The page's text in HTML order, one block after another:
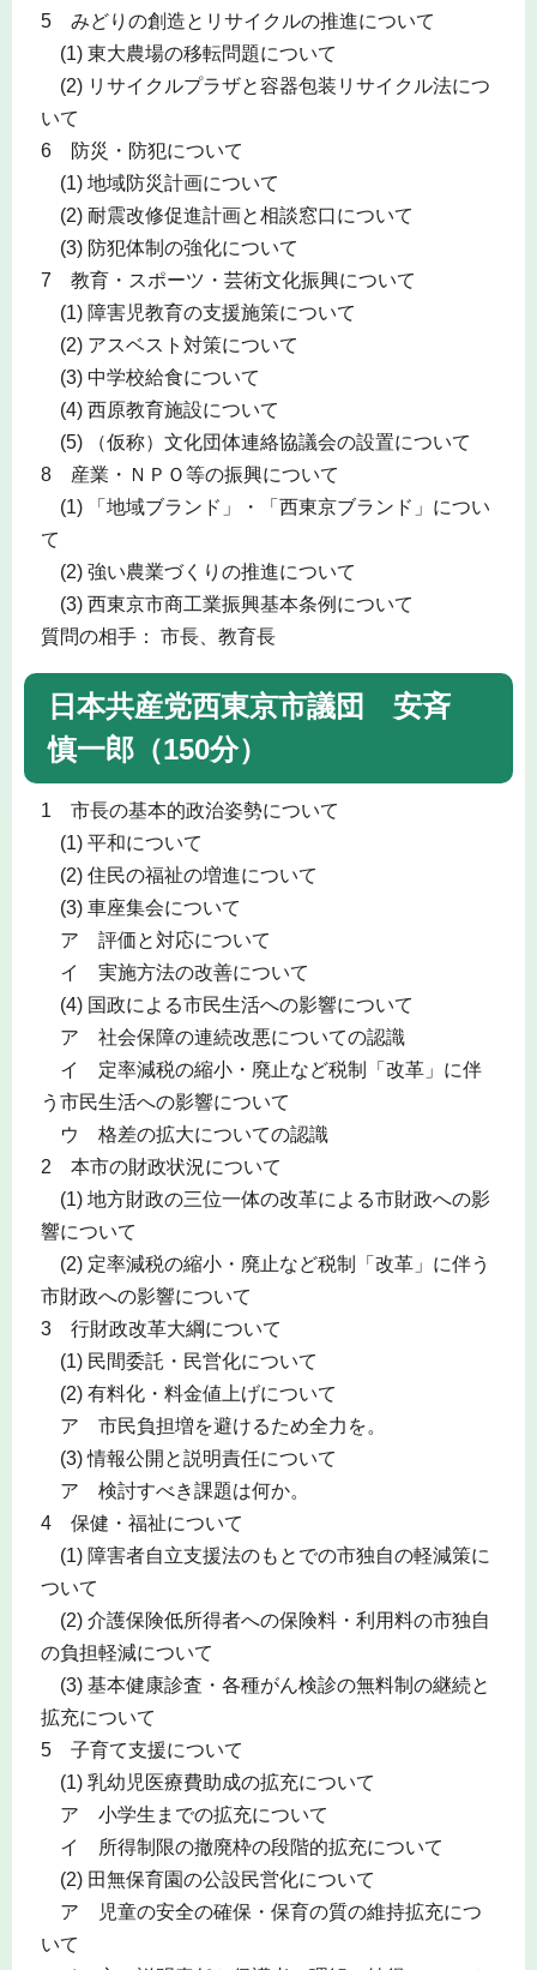
5 みどりの創造とリサイクルの推進について
(1) 東大農場の移転問題について
(2) リサイクルプラザと容器包装リサイクル法につ
いて
6 防災・防犯について
(1) 地域防災計画について
(2) 耐震改修促進計画と相談窓口について
(3) 防犯体制の強化について
7 教育・スポーツ・芸術文化振興について
(1) 障害児教育の支援施策について
(2) アスベスト対策について
(3) 中学校給食について
(4) 西原教育施設について
(5) （仮称）文化団体連絡協議会の設置について
8 産業・ＮＰＯ等の振興について
(1) 「地域ブランド」・「西東京ブランド」につい
て
(2) 強い農業づくりの推進について
(3) 西東京市商工業振興基本条例について
質問の相手： 市長、教育長
日本共産党西東京市議団 安斉
慎一郎（150分）
1 市長の基本的政治姿勢について
(1) 平和について
(2) 住民の福祉の増進について
(3) 車座集会について
ア 評価と対応について
イ 実施方法の改善について
(4) 国政による市民生活への影響について
ア 社会保障の連続改悪についての認識
イ 定率減税の縮小・廃止など税制「改革」に伴
う市民生活への影響について
ウ 格差の拡大についての認識
2 本市の財政状況について
(1) 地方財政の三位一体の改革による市財政への影
響について
(2) 定率減税の縮小・廃止など税制「改革」に伴う
市財政への影響について
3 行財政改革大綱について
(1) 民間委託・民営化について
(2) 有料化・料金値上げについて
ア 市民負担増を避けるため全力を。
(3) 情報公開と説明責任について
ア 検討すべき課題は何か。
4 保健・福祉について
(1) 障害者自立支援法のもとでの市独自の軽減策に
ついて
(2) 介護保険低所得者への保険料・利用料の市独自
の負担軽減について
(3) 基本健康診査・各種がん検診の無料制の継続と
拡充について
5 子育て支援について
(1) 乳幼児医療費助成の拡充について
ア 小学生までの拡充について
イ 所得制限の撤廃枠の段階的拡充について
(2) 田無保育園の公設民営化について
ア 児童の安全の確保・保育の質の維持拡充につ
いて